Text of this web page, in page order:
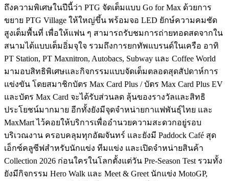
ถึงความพิเศษในปีนี้ว่า PTG จัดเต็มแบบ Go for Max ด้วยการ
ขยาย PTG Village ให้ใหญ่ขึ้น พร้อมจอ LED ยักษ์ความคมชัด
สูงเต็มพื้นที่ เพื่อให้แฟน ๆ สามารถรับชมการถ่ายทอดสดจากใน
สนามได้แบบเต็มอิ่มจุใจ รวมถึงการยกทัพแบรนด์ในเครือ อาทิ
PT Station, PT Maxnitron, Autobacs, Subway และ Coffee World
มามอบสิทธิพิเศษและกิจกรรมแบบจัดเต็มตลอดสุดสัปดาห์การ
แข่งขัน โดยสมาชิกบัตร Max Card Plus / บัตร Max Card Plus EV
และบัตร Max Card จะได้รับส่วนลด ลุ้นของรางวัลและสิทธิ
ประโยชน์มากมาย อีกทั้งยังมีจุดจำหน่ายกาแฟพันธุ์ไทย และ
MaxMart ไว้คอยให้บริการเพื่ออำนวยความสะดวกอยู่รอบ
บริเวณงาน ครอบคลุมทุกอัฒจันทร์ และยังมี Paddock Café สุด
เอ็กซ์คลูซีฟสำหรับนักแข่ง ทีมแข่ง และเปิดจำหน่ายสินค้า
Collection 2026 ก่อนใครในโลกตั้งแต่วัน Pre-Season Test รวมทั้ง
ยังมีกิจกรรม Hero Walk และ Meet & Greet นักแข่ง MotoGP,